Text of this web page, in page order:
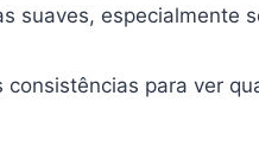
suaves, especialmente
para ver